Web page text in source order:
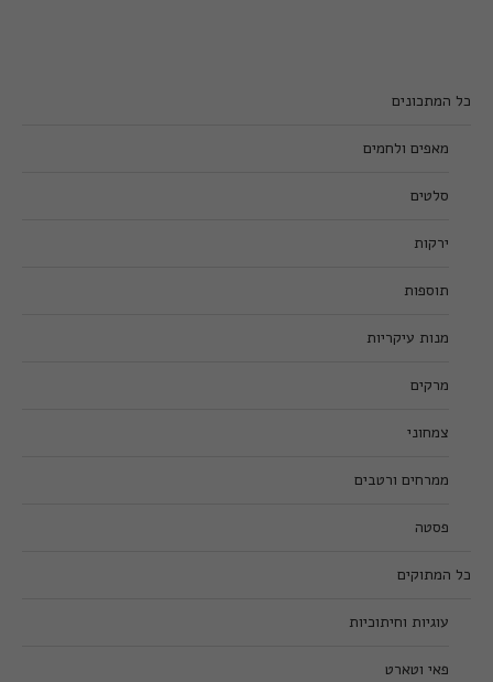
כל המתכונים
מאפים ולחמים
סלטים
ירקות
תוספות
מנות עיקריות
מרקים
צמחוני
ממרחים ורטבים
פסטה
כל המתוקים
עוגיות וחיתוכיות
פאי וטארט